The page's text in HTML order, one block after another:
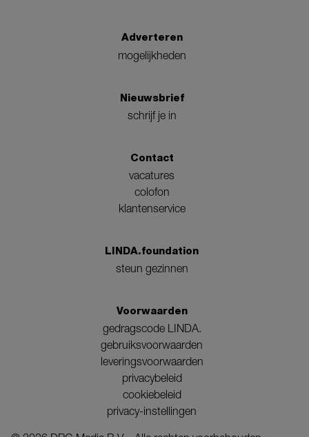
Adverteren
mogelijkheden
Nieuwsbrief
schrijf je in
Contact
vacatures
colofon
klantenservice
LINDA.foundation
steun gezinnen
Voorwaarden
gedragscode LINDA.
gebruiksvoorwaarden
leveringsvoorwaarden
privacybeleid
cookiebeleid
privacy-instellingen